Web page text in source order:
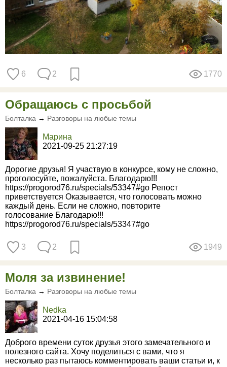
6 2 1770
Обращаюсь с просьбой
Болталка → Разговоры на любые темы
Марина
2021-09-25 21:27:19
Дорогие друзья! Я участвую в конкурсе, кому не сложно,
проголосуйте, пожалуйста. Благодарю!!!
https://progorod76.ru/specials/53347#go Репост
приветствуется Оказывается, что голосовать можно
каждый день. Если не сложно, повторите
голосование Благодарю!!!
https://progorod76.ru/specials/53347#go
3 2 1949
Моля за извинение!
Болталка → Разговоры на любые темы
Nedka
2021-04-16 15:04:58
Доброго времени суток друзья этого замечательного и
полезного сайта. Хочу поделиться с вами, что я
несколько раз пытаюсь комментировать ваши статьи и, к